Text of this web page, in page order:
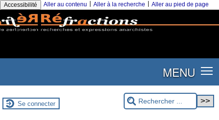
Accessibilité Aller au contenu Aller à la recherche Aller au pied de page
MENU
Se connecter